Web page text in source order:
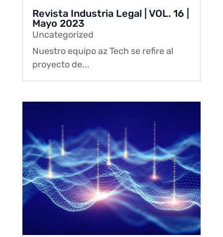
Revista Industria Legal | VOL. 16 |
Mayo 2023
Uncategorized
Nuestro equipo az Tech se refire al
proyecto de...